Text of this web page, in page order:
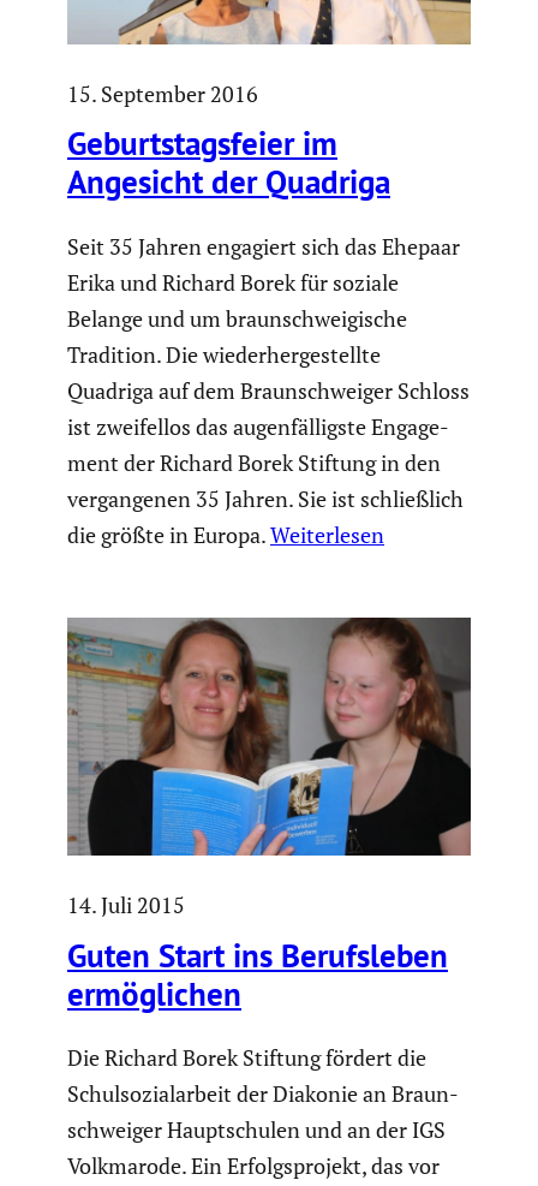
15. September 2016
Geburts­tags­feier im
Angesicht der Quadriga
Seit 35 Jahren engagiert sich das Ehepaar
Erika und Richard Borek für soziale
Belange und um braun­schwei­gi­sche
Tradition. Die wieder­her­ge­stellte
Quadriga auf dem Braun­schweiger Schloss
ist zweifellos das augen­fäl­ligste Engage­
ment der Richard Borek Stiftung in den
vergan­genen 35 Jahren. Sie ist schließ­lich
die größte in Europa.Weiterlesen
14. Juli 2015
Guten Start ins Berufs­leben
ermög­li­chen
Die Richard Borek Stiftung fördert die
Schul­so­zi­al­ar­beit der Diakonie an Braun­
schweiger Haupt­schulen und an der IGS
Volkma­rode. Ein Erfolgs­pro­jekt, das vor